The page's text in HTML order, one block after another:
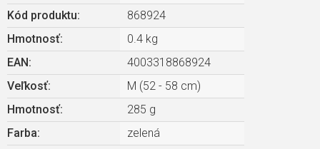
Kód produktu:
868924
Hmotnosť:
0.4 kg
EAN :
4003318868924
Veľkosť:
M (52 - 58 cm)
Hmotnosť:
285 g
Farba:
zelená